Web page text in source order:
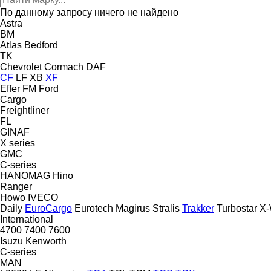
По данному запросу ничего не найдено
Astra
BM
Atlas Bedford
TK
Chevrolet Cormach DAF
CF LF XB XF
Effer FM Ford
Cargo
Freightliner
FL
GINAF
X series
GMC
C-series
HANOMAG Hino
Ranger
Howo IVECO
Daily EuroCargo Eurotech Magirus Stralis Trakker Turbostar
International
4700 7400 7600
Isuzu Kenworth
C-series
MAN